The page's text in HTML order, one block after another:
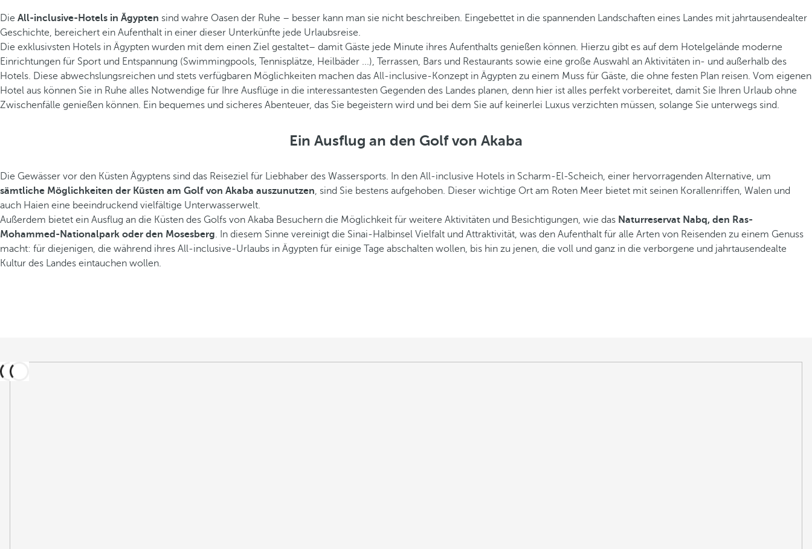
Die All-inclusive-Hotels in Ägypten sind wahre Oasen der Ruhe – besser kann man sie nicht beschreiben. Eingebettet in die spannenden Landschaften eines Landes mit jahrtausendealter
Geschichte, bereichert ein Aufenthalt in einer dieser Unterkünfte jede Urlaubsreise.
Die exklusivsten Hotels in Ägypten wurden mit dem einen Ziel gestaltet– damit Gäste jede Minute ihres Aufenthalts genießen können. Hierzu gibt es auf dem Hotelgelände moderne
Einrichtungen für Sport und Entspannung (Swimmingpools, Tennisplätze, Heilbäder ...), Terrassen, Bars und Restaurants sowie eine große Auswahl an Aktivitäten in- und außerhalb des
Hotels. Diese abwechslungsreichen und stets verfügbaren Möglichkeiten machen das All-inclusive-Konzept in Ägypten zu einem Muss für Gäste, die ohne festen Plan reisen. Vom eigenen
Hotel aus können Sie in Ruhe alles Notwendige für Ihre Ausflüge in die interessantesten Gegenden des Landes planen, denn hier ist alles perfekt vorbereitet, damit Sie Ihren Urlaub ohne
Zwischenfälle genießen können. Ein bequemes und sicheres Abenteuer, das Sie begeistern wird und bei dem Sie auf keinerlei Luxus verzichten müssen, solange Sie unterwegs sind.
Ein Ausflug an den Golf von Akaba
Die Gewässer vor den Küsten Ägyptens sind das Reiseziel für Liebhaber des Wassersports. In den All-inclusive Hotels in Scharm-El-Scheich, einer hervorragenden Alternative, um
sämtliche Möglichkeiten der Küsten am Golf von Akaba auszunutzen, sind Sie bestens aufgehoben. Dieser wichtige Ort am Roten Meer bietet mit seinen Korallenriffen, Walen und
auch Haien eine beeindruckend vielfältige Unterwasserwelt.
Außerdem bietet ein Ausflug an die Küsten des Golfs von Akaba Besuchern die Möglichkeit für weitere Aktivitäten und Besichtigungen, wie das Naturreservat Nabq, den Ras-
Mohammed-Nationalpark oder den Mosesberg. In diesem Sinne vereinigt die Sinai-Halbinsel Vielfalt und Attraktivität, was den Aufenthalt für alle Arten von Reisenden zu einem Genuss
macht: für diejenigen, die während ihres All-inclusive-Urlaubs in Ägypten für einige Tage abschalten wollen, bis hin zu jenen, die voll und ganz in die verborgene und jahrtausendealte
Kultur des Landes eintauchen wollen.